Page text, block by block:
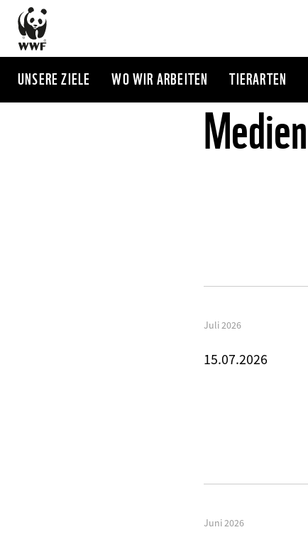
Direkt
zum
Inhalt
UNSERE ZIELE WO WIR ARBEITEN TIERARTEN
Juli 2026
15.07.2026
Juni 2026